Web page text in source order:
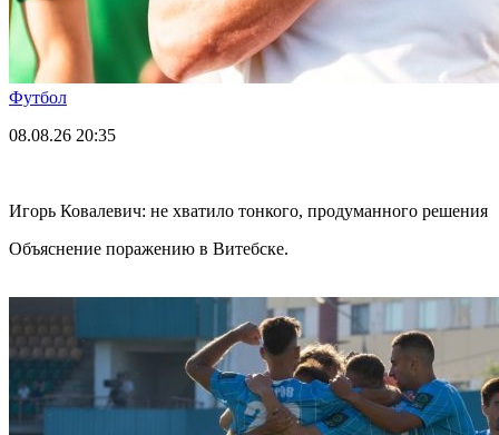
Футбол
08.08.26 20:35
Игорь Ковалевич: не хватило тонкого, продуманного решения
Объяснение поражению в Витебске.